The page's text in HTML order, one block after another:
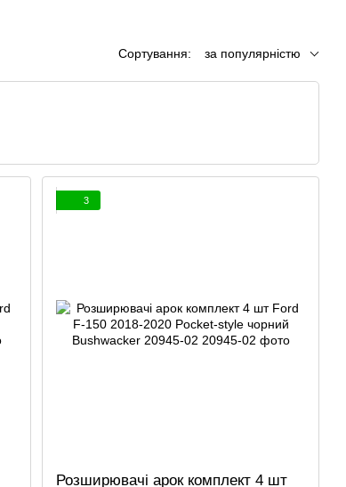
Сортування: за популярністю
3
Розширювачі арок комплект 4 шт